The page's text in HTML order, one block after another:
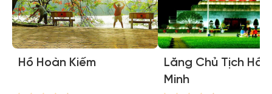
Hồ Hoàn Kiếm
Lăng Chủ Tịch Hồ
Minh